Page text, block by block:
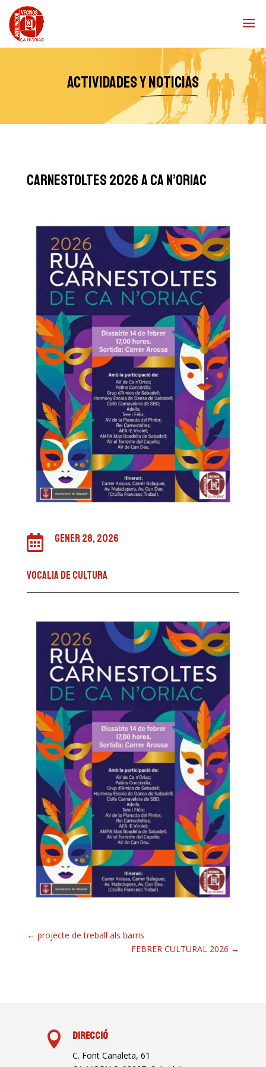
Actividadesy noticias
CARNESTOLTES 2026 A CA N’ORIAC
 gener 28, 2026
VOCALIA DE CULTURA
← projecte de treball als barris
FEBRER CULTURAL 2026 →
 Direcció
C. Font Canaleta, 61